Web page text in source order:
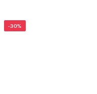
-30%